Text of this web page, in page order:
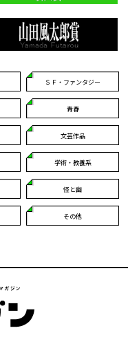
ＳＦ・ファンタジー
青春
文芸作品
学術・教養系
怪と幽
その他